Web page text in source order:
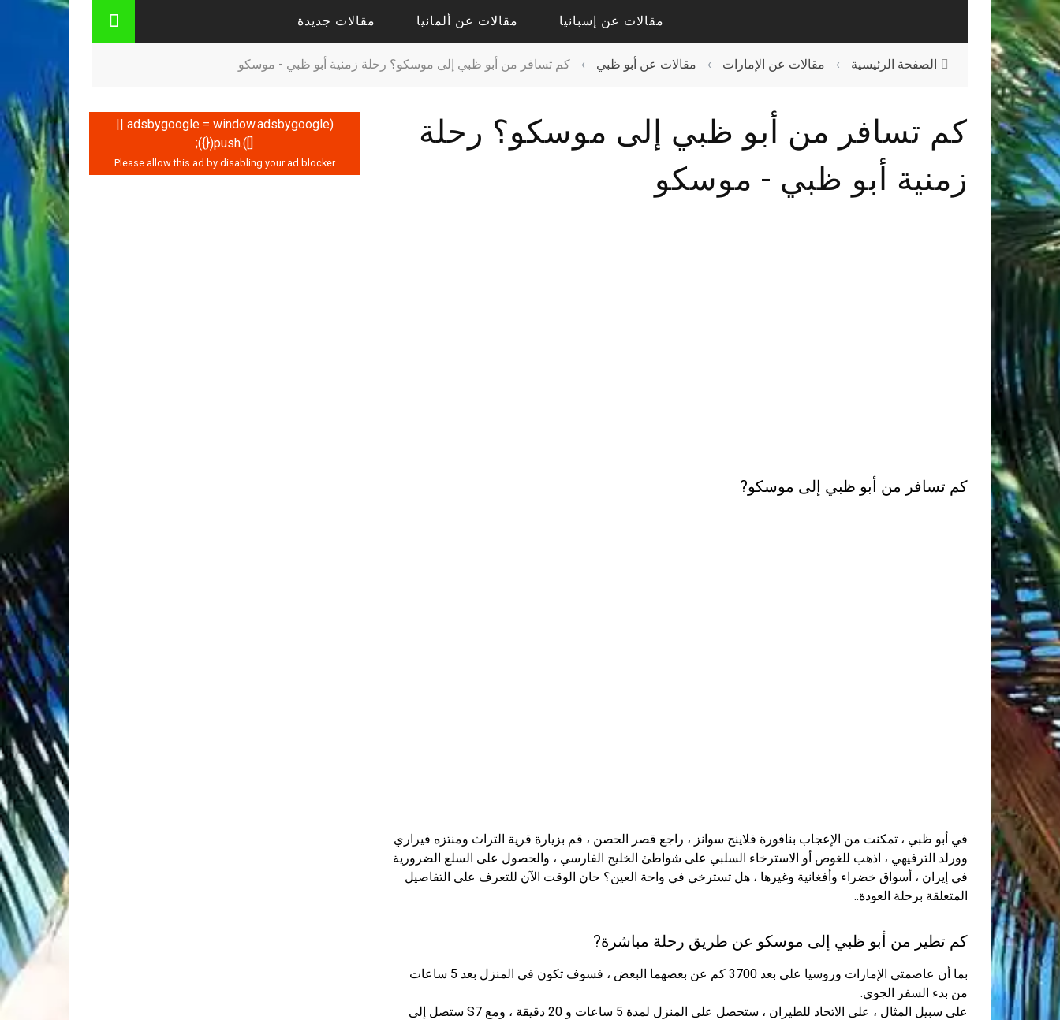
مقالات عن إسبانيا
مقالات حول فالنسيا
مقالات عن برشلونة
مقالات عن ألمانيا
مقالات حول كولونيا
مقالات جديدة
الصفحة الرئيسية › مقالات عن الإمارات › مقالات عن أبو ظبي › كم تسافر من أبو ظبي إلى موسكو؟ رحلة زمنية أبو ظبي - موسكو
كم تسافر من أبو ظبي إلى موسكو؟ رحلة
زمنية أبو ظبي - موسكو
كم تسافر من أبو ظبي إلى موسكو?
في أبو ظبي ، تمكنت من الإعجاب بنافورة فلاينج سوانز ، راجع قصر الحصن ، قم بزيارة قرية التراث ومنتزه فيراري
وورلد الترفيهي ، اذهب للغوص أو الاسترخاء السلبي على شواطئ الخليج الفارسي ، والحصول على السلع الضرورية
في إيران ، أسواق خضراء وأفغانية وغيرها ، هل تسترخي في واحة العين؟ حان الوقت الآن للتعرف على التفاصيل
المتعلقة برحلة العودة..
كم تطير من أبو ظبي إلى موسكو عن طريق رحلة مباشرة?
بما أن عاصمتي الإمارات وروسيا على بعد 3700 كم عن بعضهما البعض ، فسوف تكون في المنزل بعد 5 ساعات
من بدء السفر الجوي.
على سبيل المثال ، على الاتحاد للطيران ، ستحصل على المنزل لمدة 5 ساعات و 20 دقيقة ، ومع S7 ستصل إلى
(adsbygoogle = window.adsbygoogle ||
[]).push({});